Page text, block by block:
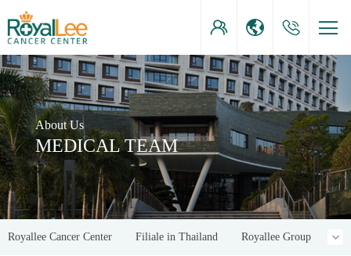
About Us
MEDICAL TEAM
Royallee Cancer Center Filiale in Thailand Royallee Group